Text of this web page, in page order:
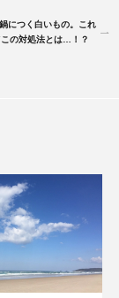
につく白いもの。これ
の対処法とは…！？